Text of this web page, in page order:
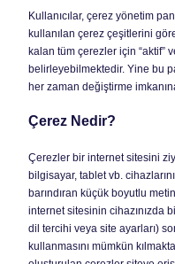
Kullanıcılar, çerez yönetim
kullanılan çerez çeşitlerini
kalan tüm çerezler için “aktif”
belirleyebilmektedir. Yine bu
her zaman değiştirme
Çerez Nedir?
Çerezler bir internet sitesini
bilgisayar, tablet vb.
barındıran küçük boyutlu
internet sitesinin cihazınızda
dil tercihi veya site ayarları)
kullanmasını mümkün